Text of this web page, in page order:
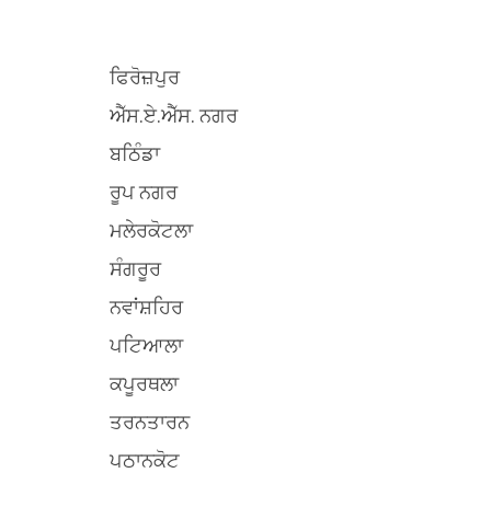
ਫਿਰੋਜ਼ਪੁਰ
ਐੱਸ.ਏ.ਐੱਸ. ਨਗਰ
ਬਠਿੰਡਾ
ਰੂਪ ਨਗਰ
ਮਲੇਰਕੋਟਲਾ
ਸੰਗਰੂਰ
ਨਵਾਂਸ਼ਹਿਰ
ਪਟਿਆਲਾ
ਕਪੂਰਥਲਾ
ਤਰਨਤਾਰਨ
ਪਠਾਨਕੋਟ